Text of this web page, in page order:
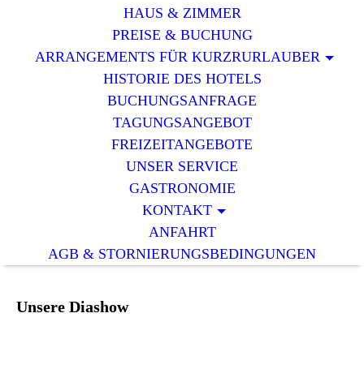
HAUS & ZIMMER
PREISE & BUCHUNG
ARRANGEMENTS FÜR KURZRURLAUBER
HISTORIE DES HOTELS
BUCHUNGSANFRAGE
TAGUNGSANGEBOT
FREIZEITANGEBOTE
UNSER SERVICE
GASTRONOMIE
KONTAKT
ANFAHRT
AGB & STORNIERUNGSBEDINGUNGEN
Unsere Diashow